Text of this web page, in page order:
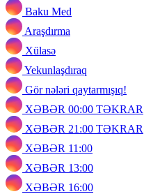
Baku Med
Araşdırma
Xülasə
Yekunlaşdıraq
Gör nələri qaytarmışıq!
XƏBƏR 00:00 TƏKRAR
XƏBƏR 21:00 TƏKRAR
XƏBƏR 11:00
XƏBƏR 13:00
XƏBƏR 16:00